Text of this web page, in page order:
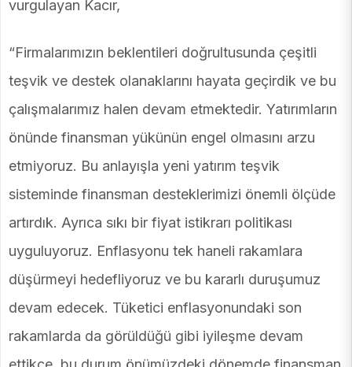
vurgulayan Kacır,
“Firmalarımızın beklentileri doğrultusunda çeşitli
teşvik ve destek olanaklarını hayata geçirdik ve bu
çalışmalarımız halen devam etmektedir. Yatırımların
önünde finansman yükünün engel olmasını arzu
etmiyoruz. Bu anlayışla yeni yatırım teşvik
sisteminde finansman desteklerimizi önemli ölçüde
artırdık. Ayrıca sıkı bir fiyat istikrarı politikası
uyguluyoruz. Enflasyonu tek haneli rakamlara
düşürmeyi hedefliyoruz ve bu kararlı duruşumuz
devam edecek. Tüketici enflasyonundaki son
rakamlarda da görüldüğü gibi iyileşme devam